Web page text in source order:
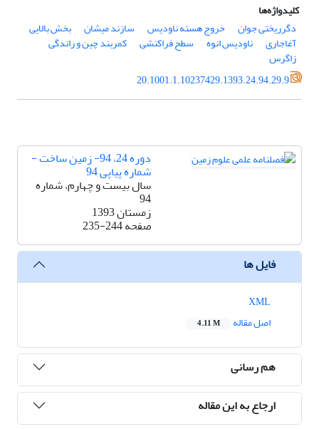
کلیدواژه‌ها
دگرریختی جوان
خروج هسته ناودیس سازند میشان بخش بالایی
آغاجاری ناودیس انوه سطح فراکنشی کمربند چین و راندگی
زاگرس
20.1001.1.10237429.1393.24.94.29.9
دوره 24، 94- زمین ساخت -
شماره پیاپی 94
سال بیست و چهارم، شماره
94
زمستان 1393
صفحه235-244
فایل ها
اصل مقاله
4.11 M
هم رسانی
ارجاع به این مقاله